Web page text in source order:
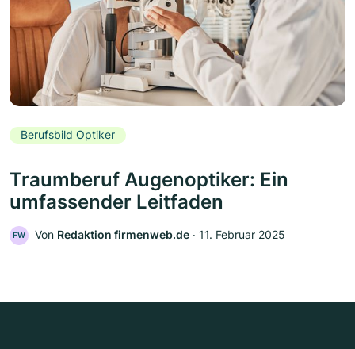
Berufsbild Optiker
Traumberuf Augenoptiker: Ein
umfassender Leitfaden
FW Von Redaktion firmenweb.de ‧ 11. Februar 2025